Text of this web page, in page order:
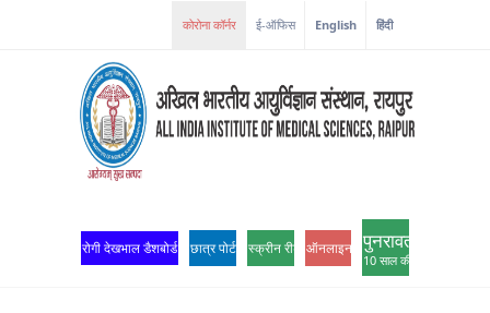
कोरोना कॉर्नर ई-ऑफिस English हिंदी
रोगी देखभाल डैशबोर्ड छात्र पोर्टल स्क्रीन रीडर एक्सेसऑनलाइन ओपीडी पंजीकरण
पुनरावर्तन
10 साल की उत्कृष्टता